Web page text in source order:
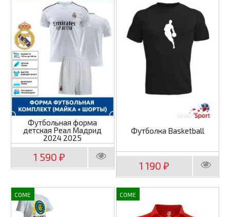
Футбольная форма
детская Реал Мадрид
2024 2025
1 590 ₽
Футболка Basketball
1 190 ₽
COME COME